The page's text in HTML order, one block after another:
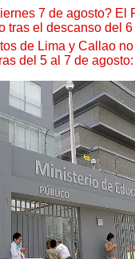
7 de agosto? El
tras el descanso del
de Lima y Callao
del 5 al 7 de